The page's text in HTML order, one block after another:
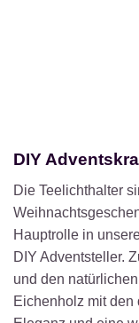
DIY
Die Teelichthalter
Hauptrolle in
DIY Adventsteller.
und den
Eichenholz mit